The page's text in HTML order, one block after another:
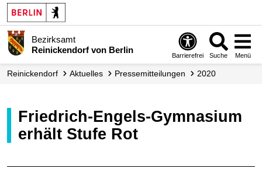
Bezirksamt
Reinickendorf von Berlin
Barrierefrei Suche Menü
Reinickendorf Aktuelles Presse­mitteilungen 2020
Friedrich-Engels-Gymnasium
erhält Stufe Rot